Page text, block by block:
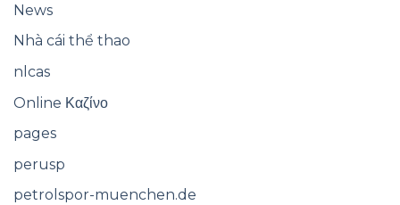
News
Nhà cái thể thao
nlcas
Online Καζίνο
pages
perusp
petrolspor-muenchen.de